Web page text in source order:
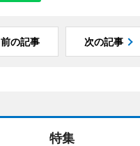
前の記事 次の記事
特集